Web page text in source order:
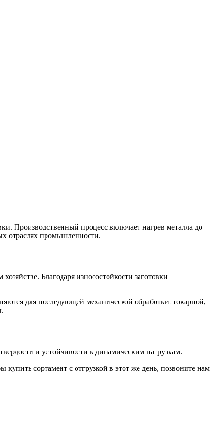
Производственный процесс включает нагрев металла до
отраслях промышленности.
Благодаря износостойкости заготовки
для последующей механической обработки: токарной,
и устойчивости к динамическим нагрузкам.
сортамент с отгрузкой в этот же день, позвоните нам